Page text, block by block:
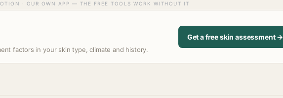
· OUR OWN APP — THE FREE TOOLS WORK WITHOUT IT
factors in your skin type, climate and history.
Get a free skin assessment →